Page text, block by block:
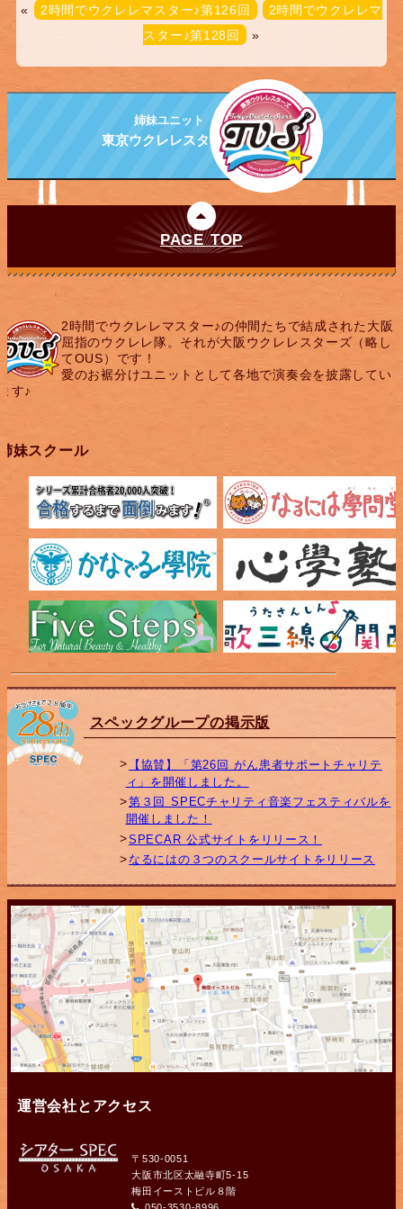
« 2時間でウクレレマスター♪第126回
2時間でウクレレマ
スター♪第128回 »
姉妹ユニット
東京ウクレレスターズ
PAGE TOP
2時間でウクレレマスター♪の仲間たちで結成された大阪
屈指のウクレレ隊。それが大阪ウクレレスターズ（略し
てOUS）です！
愛のお裾分けユニットとして各地で演奏会を披露してい
す♪
妹スクール
スペックグループの掲示版
【協賛】「第26回 がん患者サポートチャリテ
ィ」を開催しました。
第３回 SPECチャリティ音楽フェスティバルを
開催しました！
SPECAR 公式サイトをリリース！
なるにはの３つのスクールサイトをリリース
運営会社とアクセス
〒530-0051
大阪市北区太融寺町5-15
梅田イーストビル８階